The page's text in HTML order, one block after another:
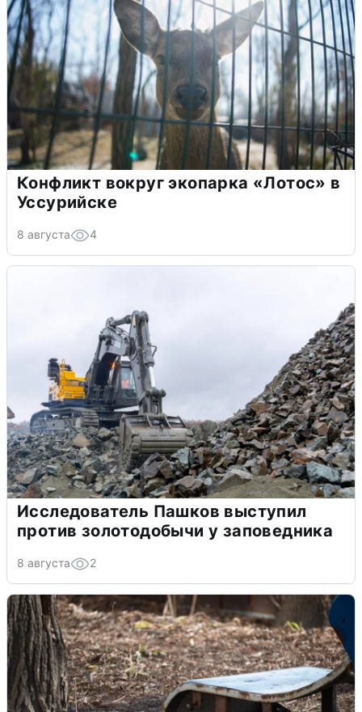
Конфликт вокруг экопарка «Лотос» в
Уссурийске
8 августа 4
Исследователь Пашков выступил
против золотодобычи у заповедника
8 августа 2